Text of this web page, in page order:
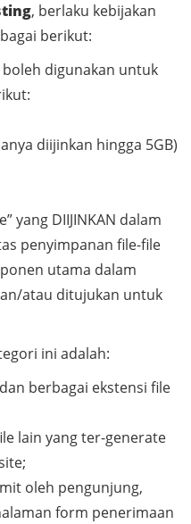
, berlaku kebijakan
berikut:
digunakan untuk
diijinkan hingga 5GB)
yang DIIJINKAN dalam
penyimpanan file-file
utama dalam
atau ditujukan untuk
ini adalah:
berbagai ekstensi file
lain yang ter-generate
oleh pengunjung,
form penerimaan